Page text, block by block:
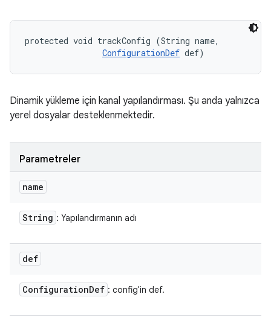
protected void trackConfig (String name,
ConfigurationDef def)
Dinamik yükleme için kanal yapılandırması. Şu anda yalnızca
yerel dosyalar desteklenmektedir.
Parametreler
name
String : Yapılandırmanın adı
def
ConfigurationDef : config'in def.